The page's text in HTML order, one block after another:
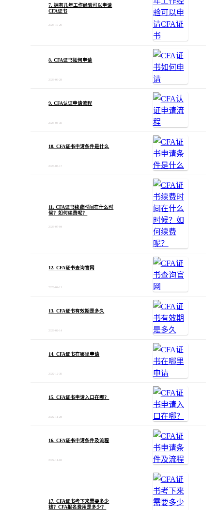
7. 拥有几年工作经验可以申请
CFA证书
2023-10-20
8. CFA证书如何申请
2023-09-28
9. CFA认证申请流程
2023-08-30
10. CFA证书申请条件是什么
2023-08-17
11. CFA证书续费时间在什么时
候？如何续费呢？
2023-07-04
12. CFA证书查询官网
2023-04-11
13. CFA证书有效期是多久
2023-02-14
14. CFA证书在哪里申请
2022-12-30
15. CFA证书申请入口在哪？
2022-11-28
16. CFA证书申请条件及流程
2022-11-02
17. CFA证书考下来需要多少
钱？CFA报名费用是多少？